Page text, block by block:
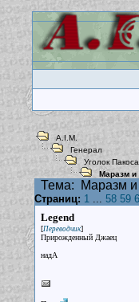
A.I.M.
Генерал
Уголок Пакоса
Маразм и
Тема: Маразм и
Страниц: 1... 58 59
Legend
[Переводчик]
Прирожденный Джаец
надА